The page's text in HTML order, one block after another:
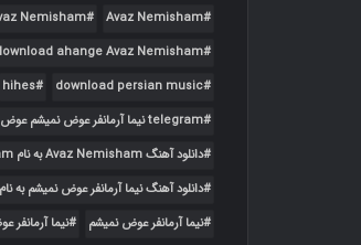
Avaz Nemisham
Nemisham
ahange Avaz Nemisham
download persian music
hihes
telegram نیما آرمانفر عوض نمیشم عوض نمیشم
دانلود آهنگ Avaz Nemisham به نام Avaz Nemisham
دانلود آهنگ نیما آرمانفر عوض نمیشم به
نیما آرمانفر عوض نمیشم
نیما